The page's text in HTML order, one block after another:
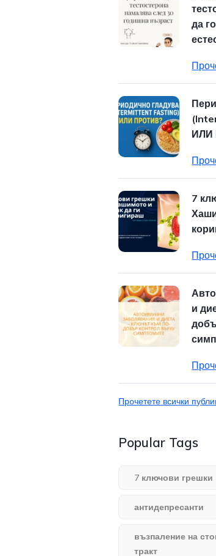
да
ИЛИ
7
и
Прочетете всички
Popular Tags
7 ключови грешки
антидепресанти
възпаление на
тракт